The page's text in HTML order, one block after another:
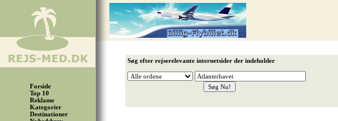
Forside
Top 10
Reklame
Kategorier
Destinationer
Søg efter rejserelevante internetsider der indeholder